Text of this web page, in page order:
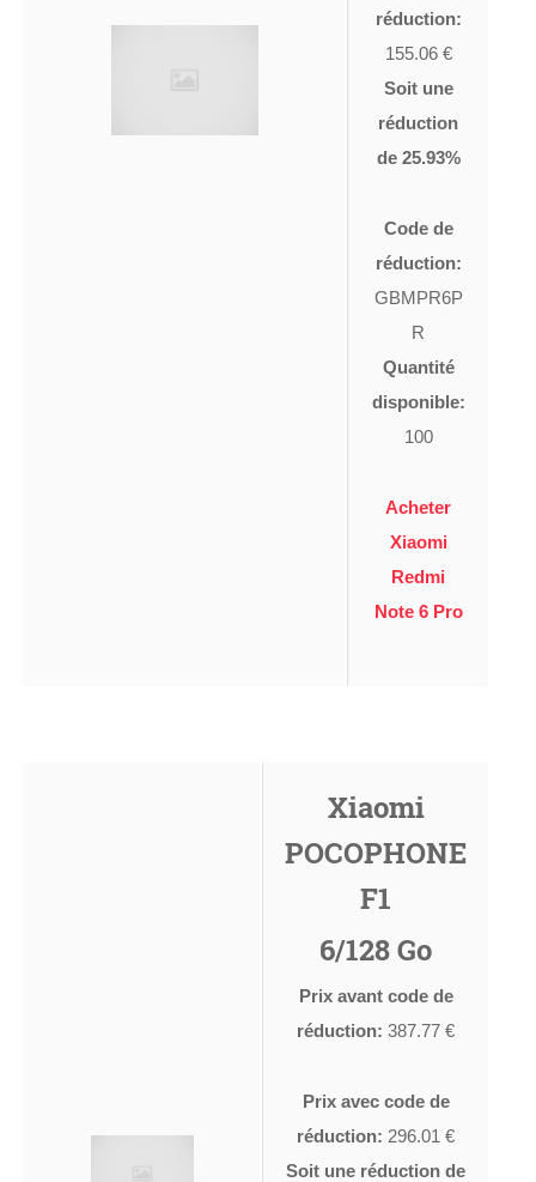
réduction:
155.06 €
Soit une
réduction
de 25.93%
Code de
réduction:
GBMPR6P
R
Quantité
disponible:
100
Acheter
Xiaomi
Redmi
Note 6 Pro
Xiaomi
POCOPHONE
F1
6/128 Go
Prix avant code de
réduction: 387.77 €
Prix avec code de
réduction: 296.01 €
Soit une réduction de